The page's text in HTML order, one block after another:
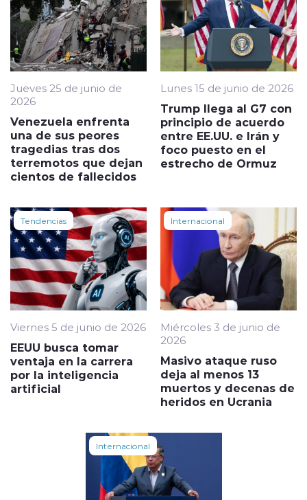
Jueves 25 de junio de
2026
Venezuela enfrenta
una de sus peores
tragedias tras dos
terremotos que dejan
cientos de fallecidos
Lunes 15 de junio de 2026
Trump llega al G7 con
principio de acuerdo
entre EE.UU. e Irán y
foco puesto en el
estrecho de Ormuz
Tendencias
Viernes 5 de junio de 2026
EEUU busca tomar
ventaja en la carrera
por la inteligencia
artificial
Internacional
Miércoles 3 de junio de
2026
Masivo ataque ruso
deja al menos 13
muertos y decenas de
heridos en Ucrania
Internacional